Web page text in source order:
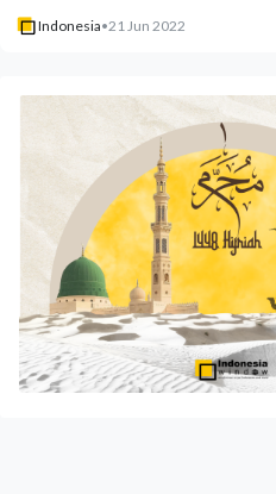
Indonesia•21 Jun 2022